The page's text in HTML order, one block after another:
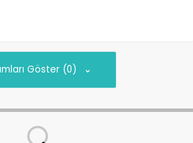
Göster (0)